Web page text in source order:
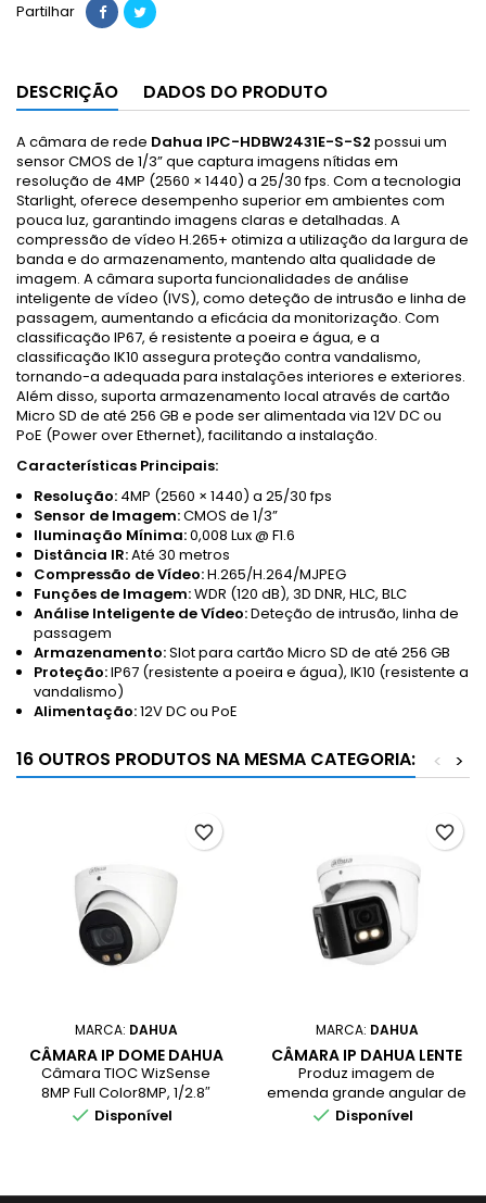
Partilhar
DESCRIÇÃO DADOS DO PRODUTO
A câmara de rede Dahua IPC-HDBW2431E-S-S2 possui um
sensor CMOS de 1/3” que captura imagens nítidas em
resolução de 4MP (2560 × 1440) a 25/30 fps. Com a tecnologia
Starlight, oferece desempenho superior em ambientes com
pouca luz, garantindo imagens claras e detalhadas. A
compressão de vídeo H.265+ otimiza a utilização da largura de
banda e do armazenamento, mantendo alta qualidade de
imagem. A câmara suporta funcionalidades de análise
inteligente de vídeo (IVS), como deteção de intrusão e linha de
passagem, aumentando a eficácia da monitorização. Com
classificação IP67, é resistente a poeira e água, e a
classificação IK10 assegura proteção contra vandalismo,
tornando-a adequada para instalações interiores e exteriores.
Além disso, suporta armazenamento local através de cartão
Micro SD de até 256 GB e pode ser alimentada via 12V DC ou
PoE (Power over Ethernet), facilitando a instalação.
Características Principais:
Resolução: 4MP (2560 × 1440) a 25/30 fps
Sensor de Imagem:CMOS de 1/3”
Iluminação Mínima:0,008 Lux @ F1.6
Distância IR:Até 30 metros
Compressão de Vídeo:H.265/H.264/MJPEG
Funções de Imagem:WDR (120 dB), 3D DNR, HLC, BLC
Análise Inteligente de Vídeo:Deteção de intrusão, linha de
passagem
Armazenamento:Slot para cartão Micro SD de até 256 GB
Proteção:IP67 (resistente a poeira e água), IK10 (resistente a
vandalismo)
Alimentação:12V DC ou PoE
16 OUTROS PRODUTOS NA MESMA CATEGORIA: >
<
MARCA: DAHUA
CÂMARA IP DOME DAHUA
8MP TIOC SMD WDR IP67
POE
Câmara TIOC WizSense
8MP Full Color8MP, 1/2.8″
CMOS | (3840 x 2160) @20
3D NR, HLC, BLC,
 Disponível
favorite_border
MARCA: DAHUA
CÂMARA IP DAHUA LENTE
DUPLA 4MP WIZMIND 180º
IP67 EPTZ SMD
Produz imagem de
emenda grande angular de
180°., Saídas máx. 8 MP
ultrabaixa., Luz quente
 Disponível
favorite_border